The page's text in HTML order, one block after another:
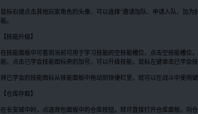
鼠标右键点击其他玩家角色的头像，可以选择“邀请加队、申请入队、加
能。
【技能升级】
在技能面板中可看到当前可用于学习技能的空技能槽位，点击空技能槽位
能。点击已学会技能图标旁的加号，可以升级技能，鼠标左键单击已学会
将已学会的技能图标从技能面板中拖动到快捷栏里，就可以在战斗中使用
【仓库存取】
在长安城中时，点选背包面板中的仓库按钮，就可直接打开仓库面板，向